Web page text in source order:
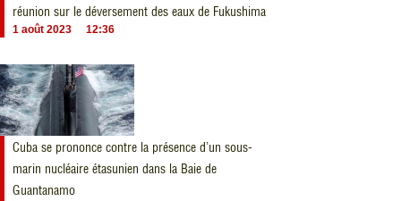
réunion sur le déversement des eaux de Fukushima
1 août 2023 12:36
Cuba se prononce contre la présence d’un sous-
marin nucléaire étasunien dans la Baie de
Guantanamo